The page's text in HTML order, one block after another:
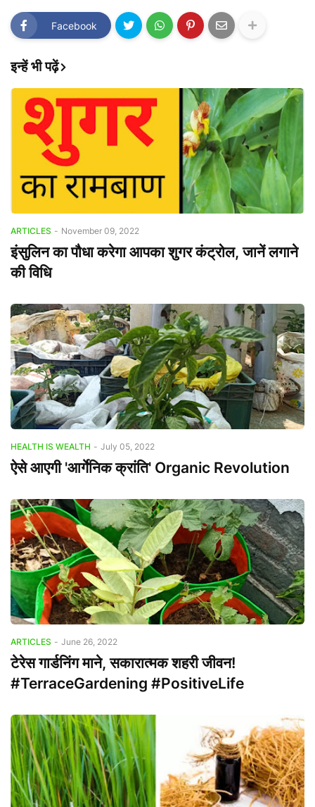
Facebook
इन्हें भी पढ़ें
ARTICLES - November 09, 2022
इंसुलिन का पौधा करेगा आपका शुगर कंट्रोल, जानें लगाने
की विधि
HEALTH IS WEALTH - July 05, 2022
ऐसे आएगी 'आर्गेनिक क्रांति' Organic Revolution
ARTICLES - June 26, 2022
टेरेस गार्डनिंग माने, सकारात्मक शहरी जीवन!
#TerraceGardening #PositiveLife